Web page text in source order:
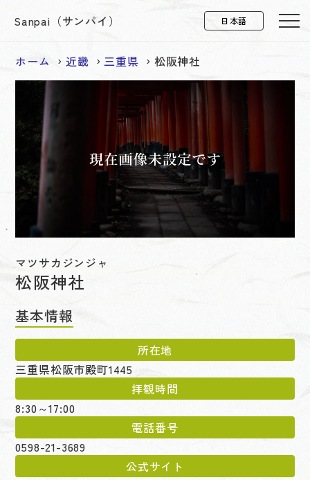
Sanpai（サンパイ）
ホーム 近畿 三重県 松阪神社
マツサカジンジャ
松阪神社
基本情報
所在地
三重県松阪市殿町1445
拝観時間
8:30～17:00
電話番号
0598-21-3689
公式サイト